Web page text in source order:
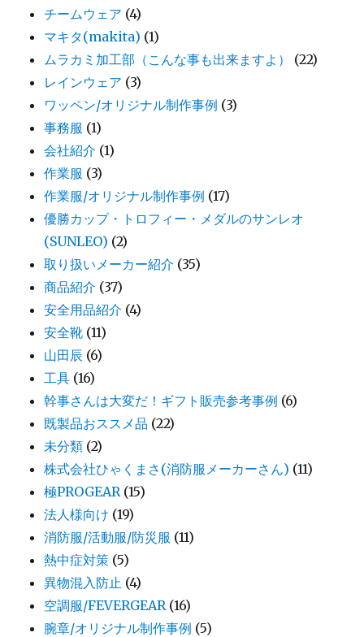
チームウェア (4)
マキタ(makita) (1)
ムラカミ加工部（こんな事も出来ますよ）
(22)
レインウェア (3)
ワッペン/オリジナル制作事例 (3)
事務服 (1)
会社紹介 (1)
作業服 (3)
作業服/オリジナル制作事例 (17)
優勝カップ・トロフィー・メダルのサンレオ
(SUNLEO) (2)
取り扱いメーカー紹介 (35)
商品紹介 (37)
安全用品紹介 (4)
安全靴 (11)
山田辰 (6)
工具 (16)
幹事さんは大変だ！ギフト販売参考事例 (6)
既製品おススメ品 (22)
未分類 (2)
株式会社ひゃくまさ(消防服メーカーさん) (11)
極PROGEAR (15)
法人様向け (19)
消防服/活動服/防災服 (11)
熱中症対策 (5)
異物混入防止 (4)
空調服/FEVERGEAR (16)
腕章/オリジナル制作事例 (5)